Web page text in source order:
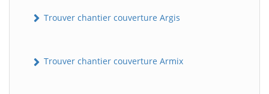
Trouver chantier couverture Argis
Trouver chantier couverture Armix